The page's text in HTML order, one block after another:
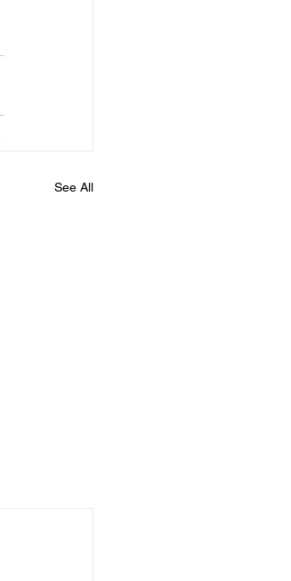
See All